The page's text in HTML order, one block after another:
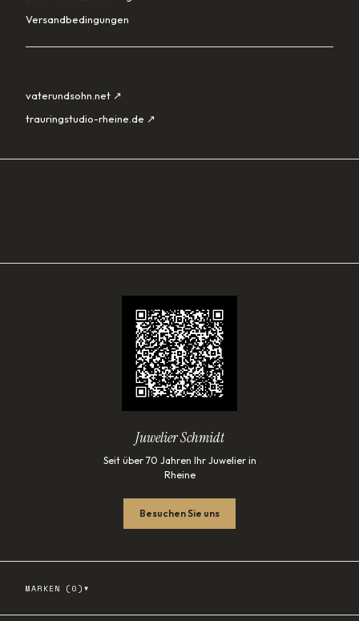
Versandbedingungen
vaterundsohn.net ↗
trauringstudio-rheine.de ↗
Juwelier Schmidt
Seit über 70 Jahren Ihr Juwelier in
Rheine
Besuchen Sie uns
MARKEN ( 0 ) ▾